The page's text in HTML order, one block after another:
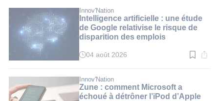
:
Innov'Nation
Intelligence artificielle : une étude
de Google relativise le risque de
disparition des emplois
Temps
:
3
min.
04 août 2026
Innov'Nation
Zune : comment Microsoft a
échoué à détrôner l’iPod d’Apple